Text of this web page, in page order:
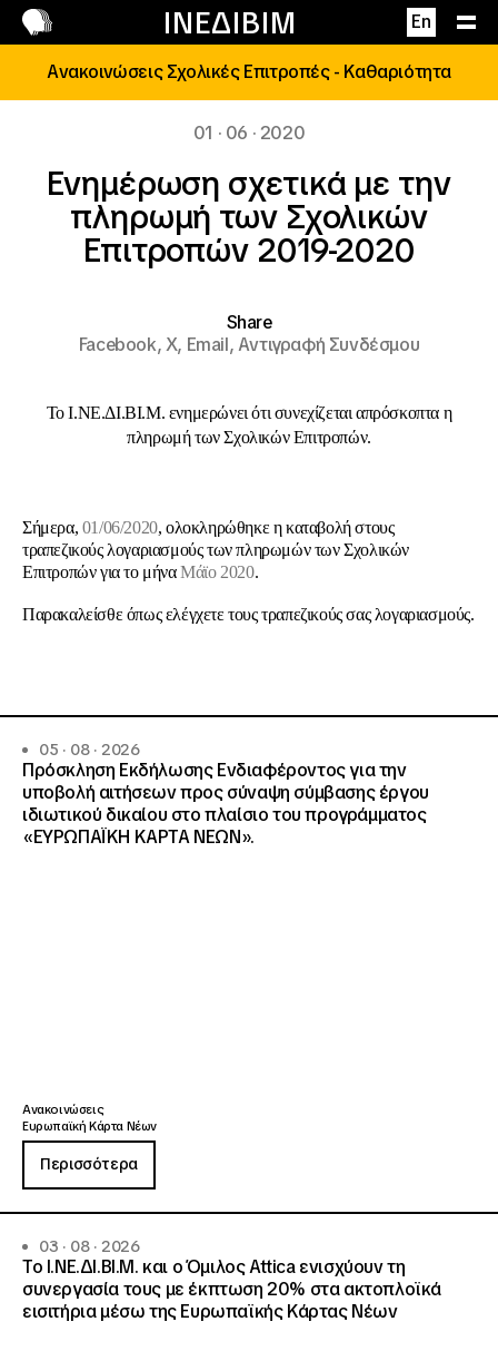
ΙΝΕΔΙΒΙΜ En
Επικοινωνία
Ανακοινώσεις Σχολικές Επιτροπές - Καθαριότητα
01 · 06 · 2020
Ενημέρωση σχετικά με την
πληρωμή των Σχολικών
Επιτροπών 2019-2020
Share
Facebook,X, Email,Αντιγραφή Συνδέσμου
Το Ι.ΝΕ.ΔΙ.ΒΙ.Μ. ενημερώνει ότι συνεχίζεται απρόσκοπτα η
πληρωμή των Σχολικών Επιτροπών.
Σήμερα, 01/06/2020, ολοκληρώθηκε η καταβολή στους
τραπεζικούς λογαριασμούς των πληρωμών των Σχολικών
Επιτροπών για το μήναΜάϊο 2020.
Παρακαλείσθε όπως ελέγχετε τους τραπεζικούς σας λογαριασμούς.
05 · 08 · 2026
Πρόσκληση Εκδήλωσης Ενδιαφέροντος για την
υποβολή αιτήσεων προς σύναψη σύμβασης έργου
ιδιωτικού δικαίου στο πλαίσιο του προγράμματος
«ΕΥΡΩΠΑΪΚΗ ΚΑΡΤΑ ΝΕΩΝ».
Ανακοινώσεις
Ευρωπαϊκή Κάρτα Νέων
Περισσότερα
03 · 08 · 2026
Το Ι.ΝΕ.ΔΙ.ΒΙ.Μ. και o Όμιλος Attica ενισχύουν τη
συνεργασία τους με έκπτωση 20% στα ακτοπλοϊκά
εισιτήρια μέσω της Ευρωπαϊκής Κάρτας Νέων